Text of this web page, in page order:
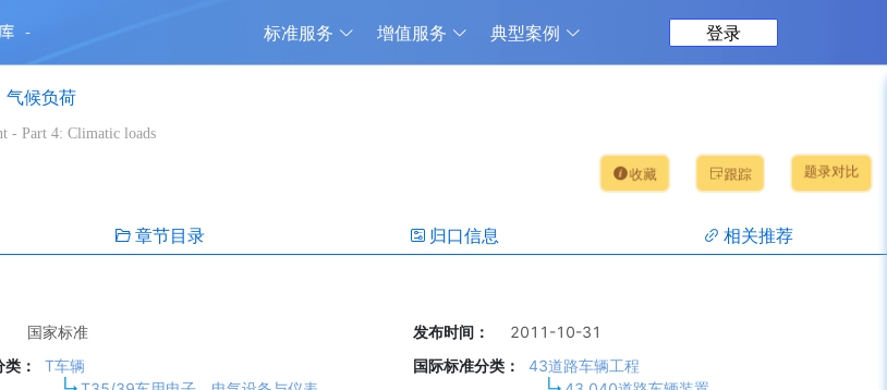
标准服务 增值服务 典型案例 登录
气候负荷
- Part 4: Climatic loads
收藏 跟踪 题录对比
章节目录 归口信息 相关推荐
国家标准 发布时间：
2011-10-31
：
T车辆
国际标准分类：
43道路车辆工程